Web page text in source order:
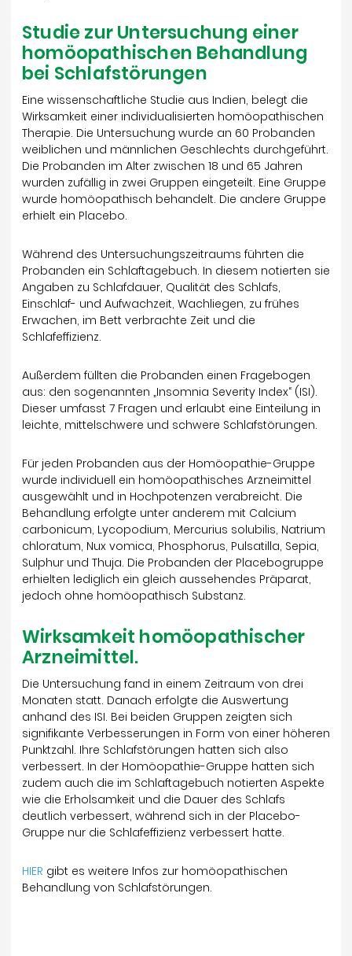
Studie zur Untersuchung einer
homöopathischen Behandlung
bei Schlafstörungen
Eine wissenschaftliche Studie aus Indien, belegt die
Wirksamkeit einer individualisierten homöopathischen
Therapie. Die Untersuchung wurde an 60 Probanden
weiblichen und männlichen Geschlechts durchgeführt.
Die Probanden im Alter zwischen 18 und 65 Jahren
wurden zufällig in zwei Gruppen eingeteilt. Eine Gruppe
wurde homöopathisch behandelt. Die andere Gruppe
erhielt ein Placebo.
Während des Untersuchungszeitraums führten die
Probanden ein Schlaftagebuch. In diesem notierten sie
Angaben zu Schlafdauer, Qualität des Schlafs,
Einschlaf- und Aufwachzeit, Wachliegen, zu frühes
Erwachen, im Bett verbrachte Zeit und die
Schlafeffizienz.
Außerdem füllten die Probanden einen Fragebogen
aus: den sogenannten „Insomnia Severity Index“ (ISI).
Dieser umfasst 7 Fragen und erlaubt eine Einteilung in
leichte, mittelschwere und schwere Schlafstörungen.
Für jeden Probanden aus der Homöopathie-Gruppe
wurde individuell ein homöopathisches Arzneimittel
ausgewählt und in Hochpotenzen verabreicht. Die
Behandlung erfolgte unter anderem mit Calcium
carbonicum, Lycopodium, Mercurius solubilis, Natrium
chloratum, Nux vomica, Phosphorus, Pulsatilla, Sepia,
Sulphur und Thuja. Die Probanden der Placebogruppe
erhielten lediglich ein gleich aussehendes Präparat,
jedoch ohne homöopathisch Substanz.
Wirksamkeit homöopathischer
Arzneimittel.
Die Untersuchung fand in einem Zeitraum von drei
Monaten statt. Danach erfolgte die Auswertung
anhand des ISI. Bei beiden Gruppen zeigten sich
signifikante Verbesserungen in Form von einer höheren
Punktzahl. Ihre Schlafstörungen hatten sich also
verbessert. In der Homöopathie-Gruppe hatten sich
zudem auch die im Schlaftagebuch notierten Aspekte
wie die Erholsamkeit und die Dauer des Schlafs
deutlich verbessert, während sich in der Placebo-
Gruppe nur die Schlafeffizienz verbessert hatte.
HIER gibt es weitere Infos zur homöopathischen
Behandlung von Schlafstörungen.